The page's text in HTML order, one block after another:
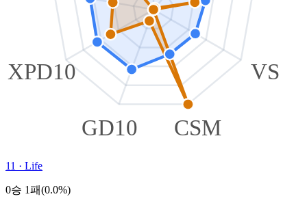
VS
CSM
GD10
XPD10
11 · Life
0승 1패(0.0%)